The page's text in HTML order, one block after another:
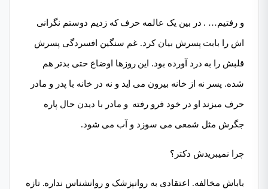
و رفتیم… . در بین یک عالمه حرف که زدیم دوستم نگرانی
اش را بابت پسرش بیان کرد. غم سنگین افسردگی پسرش
قلبش را به درد آورده بود. این روزها اوضاع حتی بدتر هم
شده. پسر نه از خانه بیرون می اید و نه در خانه با پدر و مادر
حرف میزند او در خود فرو رفته و مادر با دیدن حال پاره
جگرش مثل شمعی می سوزد و آب می شود.
چرا نمیبریدش دکتر؟
باباش مخالفه. اعتقادی به روانپزشک و روانشناس نداره. تازه